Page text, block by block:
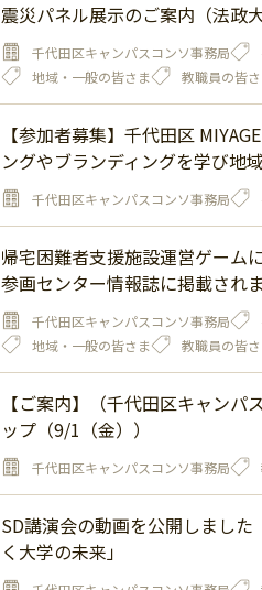
震災パネル展示のご案内（法政
千代田区キャンパスコンソ事務局
地域・一般の皆さま
教職員の皆さ
【参加者募集】千代田区
ングやブランディングを学び地
千代田区キャンパスコンソ事務局
帰宅困難者支援施設運営ゲーム
参画センター情報誌に掲載され
千代田区キャンパスコンソ事務局
地域・一般の皆さま
教職員の皆さ
【ご案内】（千代田区キャン
ップ（9/1（金））
千代田区キャンパスコンソ事務局
SD講演会の動画を公開しまし
く大学の未来」